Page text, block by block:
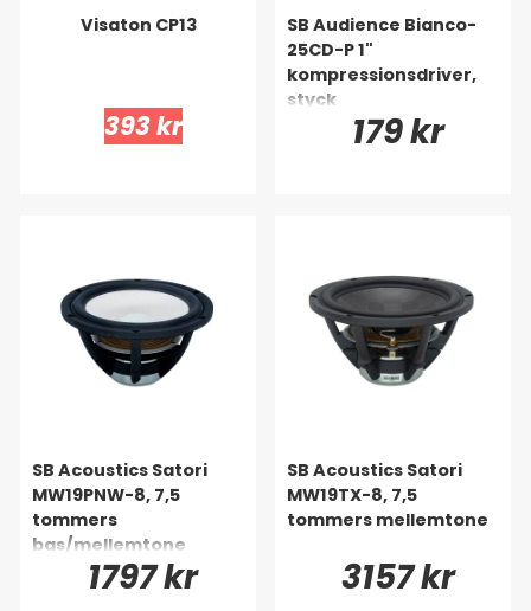
Visaton CP13
393 kr
SB Audience Bianco-
25CD-P 1"
kompressionsdriver,
styck
179 kr
SB Acoustics Satori
MW19PNW-8, 7,5
tommers
bas/mellemtone
1797 kr
SB Acoustics Satori
MW19TX-8, 7,5
tommers mellemtone
3157 kr